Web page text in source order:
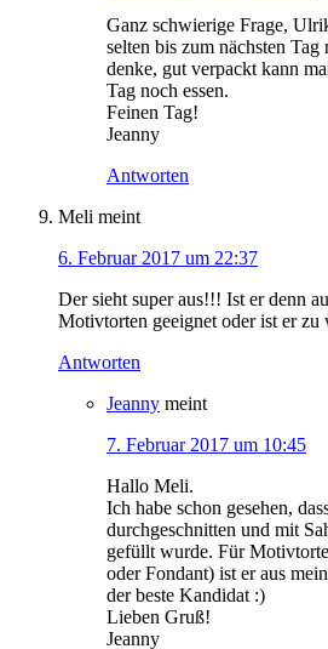
Ganz schwierige Frage,
selten bis zum nächsten
denke, gut verpackt kann
Tag noch essen.
Feinen Tag!
Jeanny
Antworten
Meli meint
6. Februar 2017 um 22:37
Der sieht super aus!!! Ist er denn
Motivtorten geeignet oder ist er zu
Antworten
Jeanny meint
7. Februar 2017 um 10:45
Hallo Meli.
Ich habe schon gesehen,
durchgeschnitten und mit
gefüllt wurde. Für
oder Fondant) ist er aus
der beste Kandidat :)
Lieben Gruß!
Jeanny